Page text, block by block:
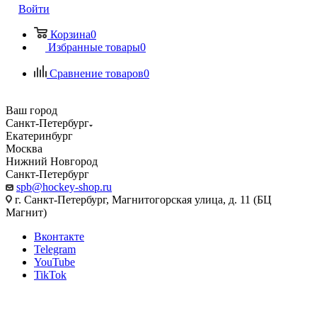
Войти
Корзина0
Избранные товары0
Сравнение товаров0
Ваш город
Санкт-Петербург
Екатеринбург
Москва
Нижний Новгород
Санкт-Петербург
spb@hockey-shop.ru
г. Санкт-Петербург, Магнитогорская улица, д. 11 (БЦ
Магнит)
Вконтакте
Telegram
YouTube
TikTok